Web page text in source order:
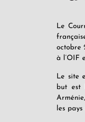
Le
octobre
à l’OIF
Le site
but est
les